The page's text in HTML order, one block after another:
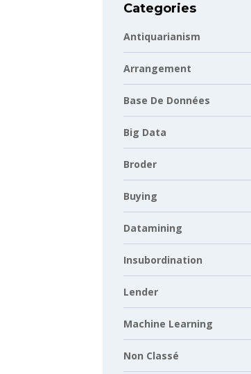
Categories
Antiquarianism
Arrangement
Base De Données
Big Data
Broder
Buying
Datamining
Insubordination
Lender
Machine Learning
Non Classé